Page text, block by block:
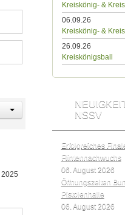
Kreiskönig- &
06.09.26
Kreiskönig- &
26.09.26
Kreiskönigsball
NSSV
Erfolgreiches
Flintennachwuchs
06. August 2026
Öffnungszeiten
Pistolenhalle
06. August 2026